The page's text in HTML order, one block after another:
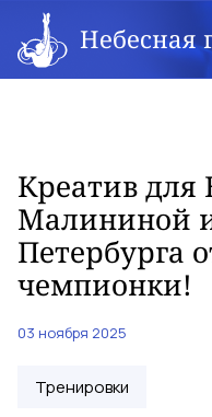
Небесная
Креатив для
Малининой
Петербурга
чемпионки!
03 ноября 2025
Тренировки